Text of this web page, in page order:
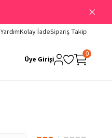
YardımKolay İadeSipariş Takip
Üye Girişi
0